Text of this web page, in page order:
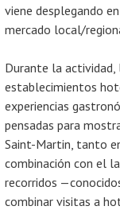
viene desplegando
mercado local/
Durante la
establecimientos
experiencias
pensadas para
Saint-Martin, tanto
combinación con el
recorridos
combinar visitas a